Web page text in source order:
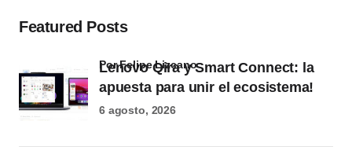
Featured Posts
Lenovo Qira y Smart Connect: la
apuesta para unir el ecosistema!
por Felipe Lizcano
6 agosto, 2026